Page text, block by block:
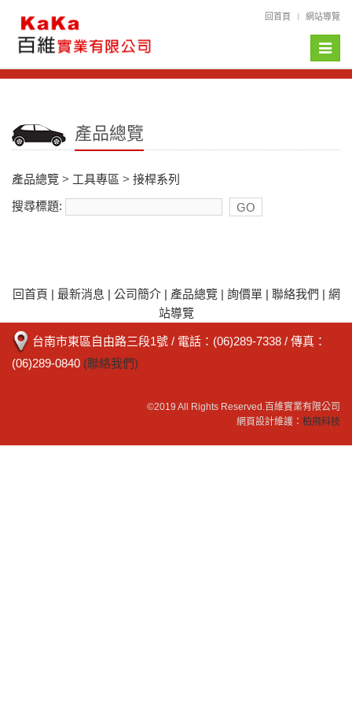
回首頁 網站導覽
Toggle
產品總覽
產品總覽 > 工具專區 > 接桿系列
搜尋標題:
回首頁 | 最新消息 | 公司簡介| 產品總覽| 詢價單 | 聯絡我們 | 網
站導覽
台南市東區自由路三段1號 / 電話： (06)289-7338 / 傳真：
(06)289-0840 (聯絡我們)
©2019 All Rights Reserved.百維實業有限公司
網頁設計維護： 柏飛科技